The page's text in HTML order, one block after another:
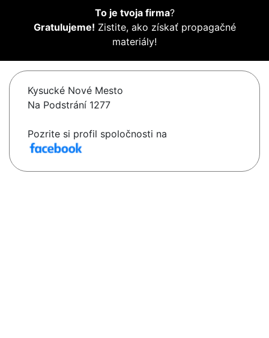
To je tvoja firma?
Gratulujeme! Zistite, ako získať propagačné
materiály!
Kysucké Nové Mesto
Na Podstrání 1277
Pozrite si profil spoločnosti na